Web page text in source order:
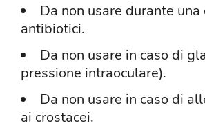
Da non usare durante una
antibiotici.
Da non usare in caso di
pressione intraoculare).
Da non usare in caso di
ai crostacei.